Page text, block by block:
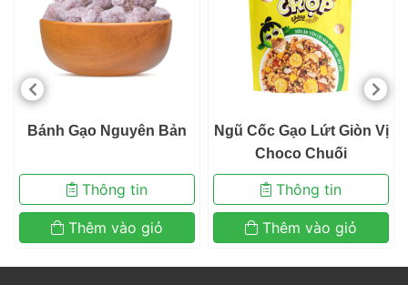
Bánh Gạo Nguyên Bản
Thông tin
Thêm vào giỏ
Ngũ Cốc Gạo Lứt Giòn Vị
Choco Chuối
Thông tin
Thêm vào giỏ